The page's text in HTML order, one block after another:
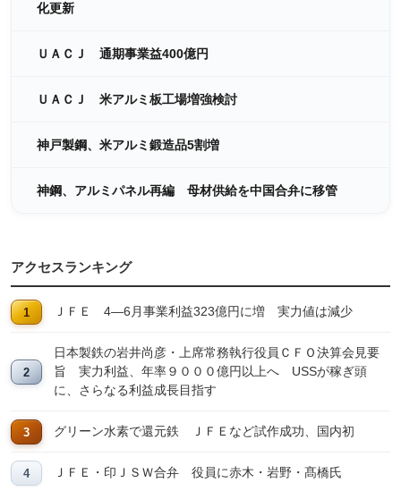
化更新
ＵＡＣＪ 通期事業益400億円
ＵＡＣＪ 米アルミ板工場増強検討
神戸製鋼、米アルミ鍛造品5割増
神鋼、アルミパネル再編 母材供給を中国合弁に移管
アクセスランキング
ＪＦＥ 4―6月事業利益323億円に増 実力値は減少
日本製鉄の岩井尚彦・上席常務執行役員ＣＦＯ決算会見要
旨 実力利益、年率９０００億円以上へ USSが稼ぎ頭
に、さらなる利益成長目指す
グリーン水素で還元鉄 ＪＦＥなど試作成功、国内初
ＪＦＥ・印ＪＳＷ合弁 役員に赤木・岩野・髙橋氏